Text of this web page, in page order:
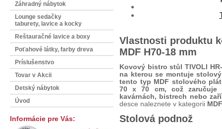
Záhradný nábytok
Lounge sedačky
taburety, lavice a kocky
Reštauračné lavice a boxy
Poťahové látky, farby dreva
Príslušenstvo
Tovar v Akcii
Detský nábytok
Úvod
Informácie pre Vás:
Vlastnosti produktu
MDF H70-18 mm
Kovový bistro stůl TIVOLI
na kterou se montuje
tento typ MDF stolového
70 x 70 cm, což zaručuje
kavárnách, bistrech nebo
desce naleznete v kategorii
Stolová podnož